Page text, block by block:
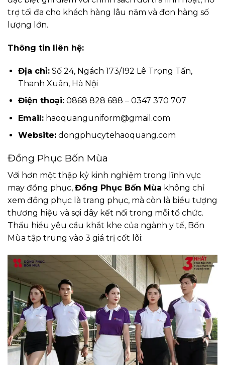
trợ tối đa cho khách hàng lâu năm và đơn hàng số
lượng lớn.
Thông tin liên hệ:
Địa chỉ:Số 24, Ngách 173/192 Lê Trọng Tấn,
Thanh Xuân, Hà Nội
Điện thoại:0868 828 688 – 0347 370 707
Email: haoquanguniform@gmail.com
Website:dongphucytehaoquang.com
Đồng Phục Bốn Mùa
Với hơn một thập kỷ kinh nghiệm trong lĩnh vực
may đồng phục, Đồng Phục Bốn Mùa không chỉ
xem đồng phục là trang phục, mà còn là biểu tượng
thương hiệu và sợi dây kết nối trong mỗi tổ chức.
Thấu hiểu yêu cầu khắt khe của ngành y tế, Bốn
Mùa tập trung vào 3 giá trị cốt lõi: